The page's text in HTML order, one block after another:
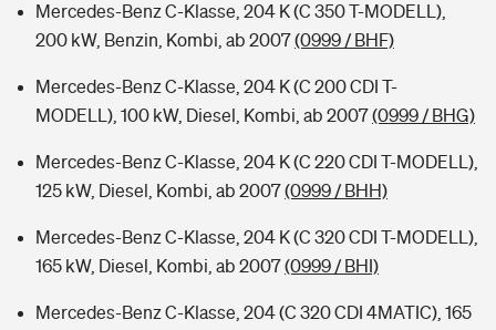
Mercedes-Benz C-Klasse, 204 K (C 350 T-MODELL),
200 kW, Benzin, Kombi, ab 2007(0999 / BHF)
Mercedes-Benz C-Klasse, 204 K (C 200 CDI T-
MODELL), 100 kW, Diesel, Kombi, ab 2007(0999 / BHG)
Mercedes-Benz C-Klasse, 204 K (C 220 CDI T-MODELL),
125 kW, Diesel, Kombi, ab 2007(0999 / BHH)
Mercedes-Benz C-Klasse, 204 K (C 320 CDI T-MODELL),
165 kW, Diesel, Kombi, ab 2007(0999 / BHI)
Mercedes-Benz C-Klasse, 204 (C 320 CDI 4MATIC), 165